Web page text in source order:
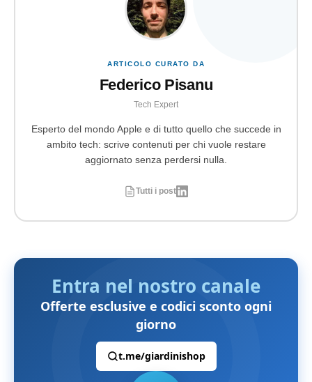
ARTICOLO CURATO DA
Federico Pisanu
Tech Expert
Esperto del mondo Apple e di tutto quello che succede in
ambito tech: scrive contenuti per chi vuole restare
aggiornato senza perdersi nulla.
Tutti i post
Entra nel nostro canale
Offerte esclusive e codici sconto ogni
giorno
t.me/giardinishop